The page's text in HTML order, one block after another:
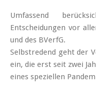
Umfassend
Entscheidungen vor
und des BVerfG.
Selbstredend geht der
ein, die erst seit zwei
eines speziellen